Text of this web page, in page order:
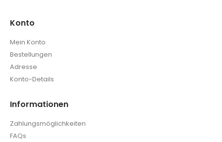
Konto
Mein Konto
Bestellungen
Adresse
Konto-Details
Informationen
Zahlungsmöglichkeiten
FAQs